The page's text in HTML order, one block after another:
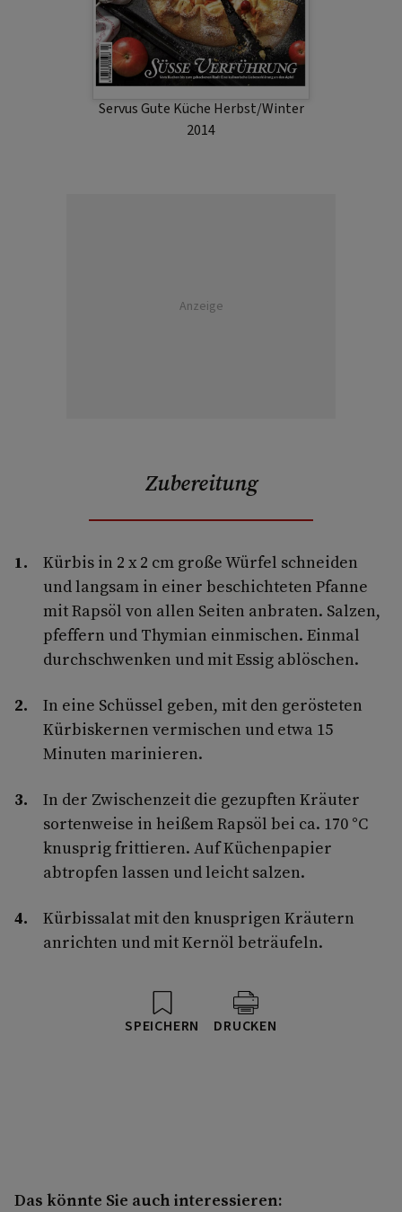
Servus Gute Küche Herbst/Winter
2014
Anzeige
Zubereitung
Kürbis in 2 x 2 cm große Würfel schneiden
und langsam in einer beschichteten Pfanne
mit Rapsöl von allen Seiten anbraten. Salzen,
pfeffern und Thymian einmischen. Einmal
durchschwenken und mit Essig ablöschen.
In eine Schüssel geben, mit den gerösteten
Kürbiskernen vermischen und etwa 15
Minuten marinieren.
In der Zwischenzeit die gezupften Kräuter
sortenweise in heißem Rapsöl bei ca. 170 °C
knusprig frittieren. Auf Küchenpapier
abtropfen lassen und leicht salzen.
Kürbissalat mit den knusprigen Kräutern
anrichten und mit Kernöl beträufeln.
SPEICHERN DRUCKEN
Das könnte Sie auch interessieren: